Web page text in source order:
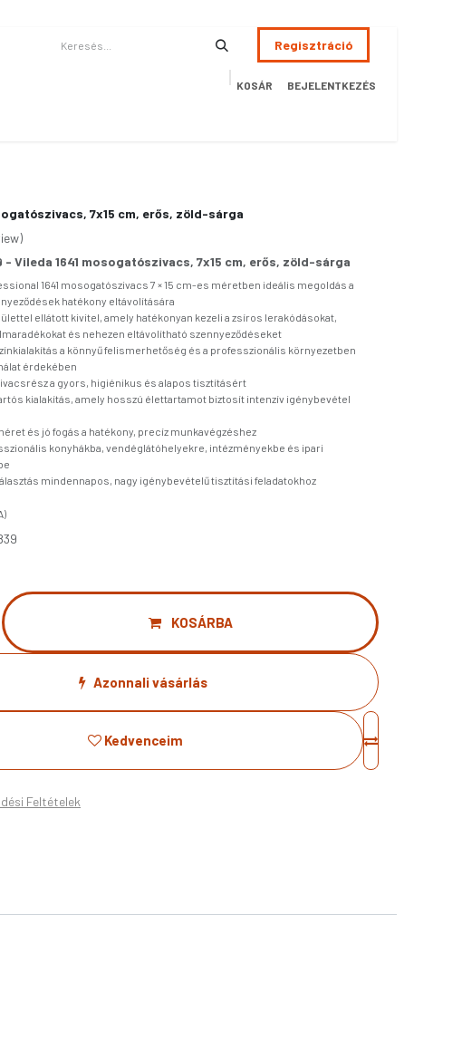
Regisztráció
KOSÁR BEJELENTKEZÉS
7x15 cm, erős, zöld-sárga
- Vileda 1641 mosogatószivacs, 7x15 cm, erős, zöld-sárga
1641 mosogatószivacs 7 × 15 cm-es méretben ideális megoldás a
hatékony eltávolítására
ellátott kivitel, amely hatékonyan kezeli a zsíros lerakódásokat,
és nehezen eltávolítható szennyeződéseket
a könnyű felismerhetőség és a professzionális környezetben
érdekében
a gyors, higiénikus és alapos tisztításért
kialakítás, amely hosszú élettartamot biztosít intenzív igénybevétel
és jó fogás a hatékony, precíz munkavégzéshez
konyhákba, vendéglátóhelyekre, intézményekbe és ipari
mindennapos, nagy igénybevételű tisztítási feladatokhoz
KOSÁRBA
Azonnali vásárlás
Kedvenceim
Feltételek